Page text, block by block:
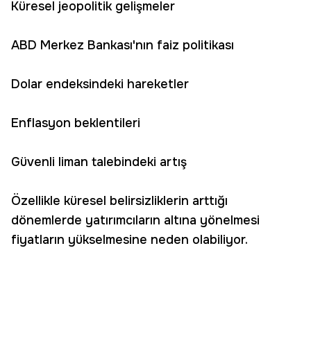
Küresel jeopolitik gelişmeler
ABD Merkez Bankası'nın faiz politikası
Dolar endeksindeki hareketler
Enflasyon beklentileri
Güvenli liman talebindeki artış
Özellikle küresel belirsizliklerin arttığı
dönemlerde yatırımcıların altına yönelmesi
fiyatların yükselmesine neden olabiliyor.